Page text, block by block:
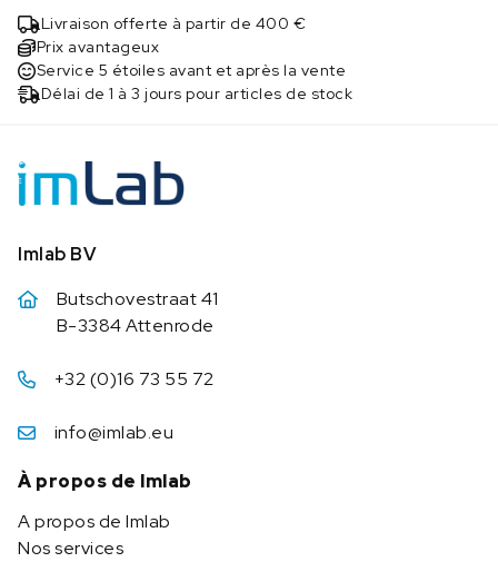
Livraison offerte à partir de 400 €
Prix avantageux
Service 5 étoiles avant et après la vente
Délai de 1 à 3 jours pour articles de stock
Imlab BV
Butschovestraat 41
B-3384 Attenrode
+32 (0)16 73 55 72
info@imlab.eu
À propos de Imlab
A propos de Imlab
Nos services